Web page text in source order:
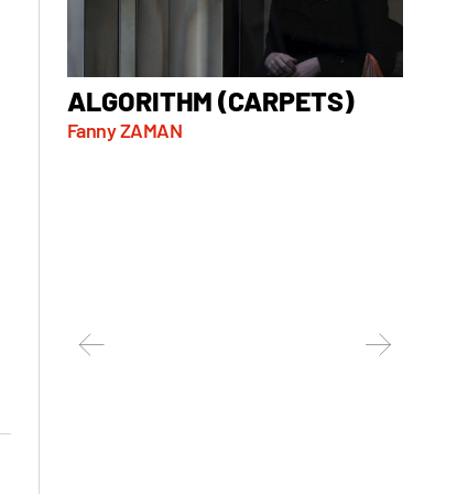
ALGORITHM (CARPETS)
Fanny ZAMAN